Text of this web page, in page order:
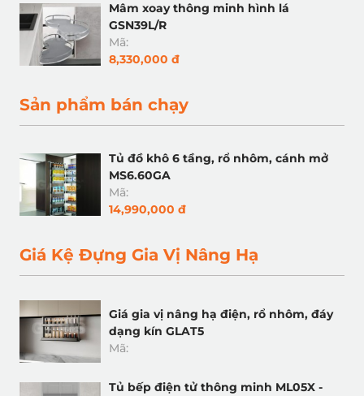
Mâm xoay thông minh hình lá
GSN39L/R
Mã:
8,330,000 đ
Sản phẩm bán chạy
Tủ đồ khô 6 tầng, rổ nhôm, cánh mở
MS6.60GA
Mã:
14,990,000 đ
Giá Kệ Đựng Gia Vị Nâng Hạ
Giá gia vị nâng hạ điện, rổ nhôm, đáy
dạng kín GLAT5
Mã:
Tủ bếp điện tử thông minh ML05X -